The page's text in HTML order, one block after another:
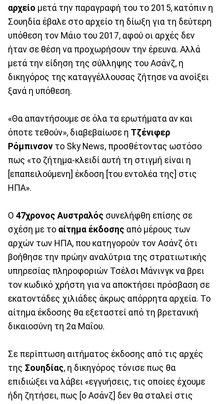
αρχείο μετά την παραγραφή του το 2015, κατόπιν η
Σουηδία έβαλε στο αρχείο τη δίωξη για τη δεύτερη
υπόθεση τον Μάιο του 2017, αφού οι αρχές δεν
ήταν σε θέση να προχωρήσουν την έρευνα. Αλλά
μετά την είδηση της σύλληψης του Ασάνζ, η
δικηγόρος της καταγγέλλουσας ζήτησε να ανοίξει
ξανά η υπόθεση.
«Θα απαντήσουμε σε όλα τα ερωτήματα αν και
όποτε τεθούν», διαβεβαίωσε η Τζένιφερ
Ρόμπινσον το Sky News, προσθέτοντας ωστόσο
πως «το ζήτημα-κλειδί αυτή τη στιγμή είναι η
[επαπειλούμενη] έκδοση [του εντολέα της] στις
ΗΠΑ».
Ο 47χρονος Αυστραλός συνελήφθη επίσης σε
σχέση με το αίτημα έκδοσης από μέρους των
αρχών των ΗΠΑ, που κατηγορούν τον Ασάνζ ότι
βοήθησε την πρώην αναλύτρια της στρατιωτικής
υπηρεσίας πληροφοριών Τσέλσι Μάνινγκ να βρει
τον κωδικό χρήστη για να αποκτήσει πρόσβαση σε
εκατοντάδες χιλιάδες άκρως απόρρητα αρχεία. Το
αίτημα έκδοσης θα εξεταστεί από τη βρετανική
δικαιοσύνη τη 2α Μαΐου.
Σε περίπτωση αιτήματος έκδοσης από τις αρχές
της Σουηδίας, η δικηγόρος τόνισε πως θα
επιδιώξει να λάβει «εγγυήσεις, τις οποίες έχουμε
ήδη ζητήσει, πως [ο Ασάνζ] δεν θα σταλεί στις